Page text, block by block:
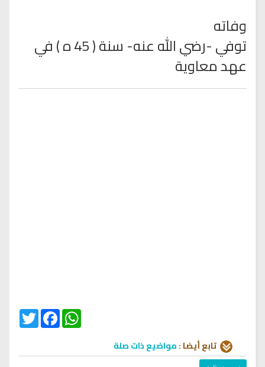
وفاته
توفي -رضي الله عنه- سنة ( 45 ه ) في
عهد معاوية
Twitter
FacebookWhatsApp
تابع أيضا :مواضيع ذات صلة